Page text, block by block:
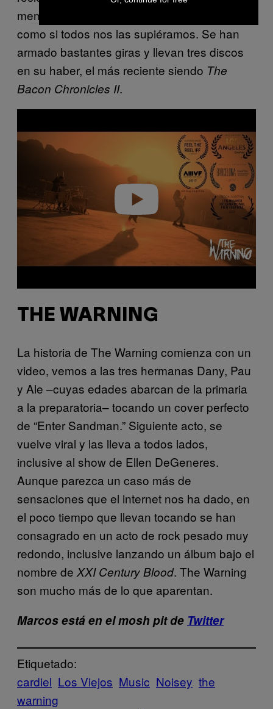
memorables como para que todos cantemos
como si todos nos las supiéramos. Se han
armado bastantes giras y llevan tres discos
en su haber, el más reciente siendo The
Bacon Chronicles II.
a
y
THE WARNING
La historia de The Warning comienza con un
video, vemos a las tres hermanas Dany, Pau
y Ale –cuyas edades abarcan de la primaria
a la preparatoria– tocando un cover perfecto
de “Enter Sandman.” Siguiente acto, se
vuelve viral y las lleva a todos lados,
inclusive al show de Ellen DeGeneres.
Aunque parezca un caso más de
sensaciones que el internet nos ha dado, en
el poco tiempo que llevan tocando se han
consagrado en un acto de rock pesado muy
redondo, inclusive lanzando un álbum bajo el
nombre de XXI Century Blood. The Warning
son mucho más de lo que aparentan.
Marcos está en el mosh pit de Twitter
Etiquetado:
cardiel Los Viejos Music Noisey the
warning